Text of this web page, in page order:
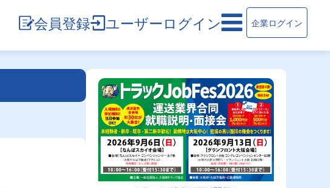
会員登録 ユーザーログイン 企業ログイン